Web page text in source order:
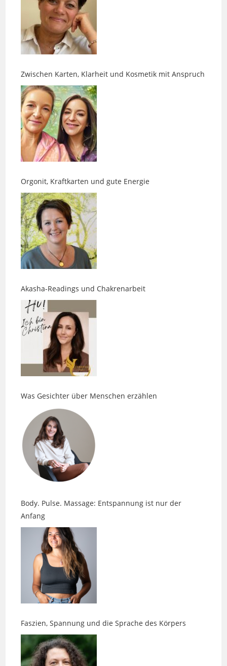
Zwischen Karten, Klarheit und Kosmetik mit Anspruch
Orgonit, Kraftkarten und gute Energie
Akasha-Readings und Chakrenarbeit
Was Gesichter über Menschen erzählen
Body. Pulse. Massage: Entspannung ist nur der
Faszien, Spannung und die Sprache des Körpers